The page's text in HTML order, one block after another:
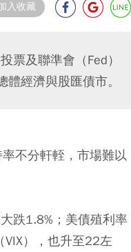
入收藏
票及聯準會（Fed）
經濟與股匯債市。
不分軒輊，市場難以
跌1.8%；美債殖利率
），也升至22左